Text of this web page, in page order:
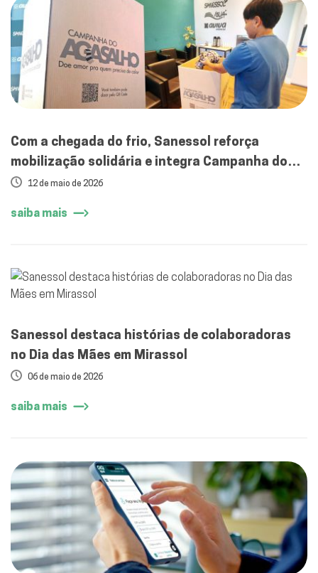
Com a chegada do frio, Sanessol reforça
mobilização solidária e integra Campanha do
Agasalho 2026 em Mirassol
12 de maio de 2026
saiba mais
Sanessol destaca histórias de colaboradoras
no Dia das Mães em Mirassol
06 de maio de 2026
saiba mais